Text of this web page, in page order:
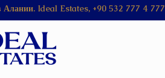
Алании. Ideal Estates, +90 532 777 4 777